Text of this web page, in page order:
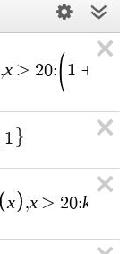
,x > 20: 1 +
x
1
x ,x > 20:k